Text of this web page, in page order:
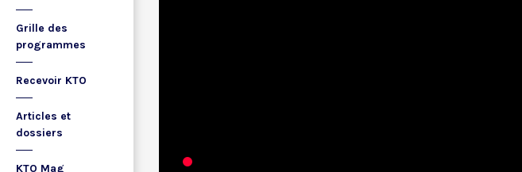
Grille des
programmes
Recevoir KTO
Articles et
dossiers
KTO Mag